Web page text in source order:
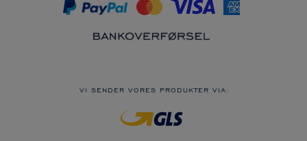
VI SENDER VORES PRODUKTER VIA: